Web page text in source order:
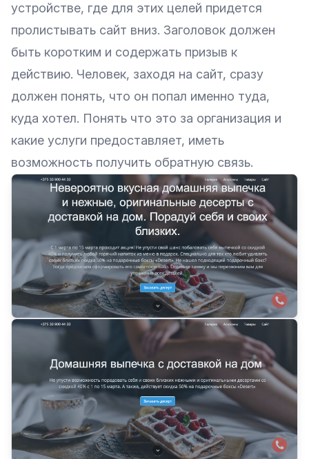
устройстве, где для этих целей придется
пролистывать сайт вниз. Заголовок должен
быть коротким и содержать призыв к
действию. Человек, заходя на сайт, сразу
должен понять, что он попал именно туда,
куда хотел. Понять что это за организация и
какие услуги предоставляет, иметь
возможность получить обратную связь.